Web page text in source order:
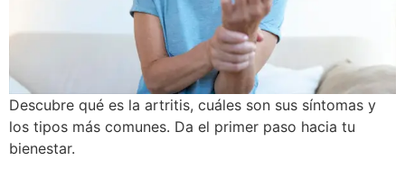
Descubre qué es la artritis, cuáles son sus síntomas y
los tipos más comunes. Da el primer paso hacia tu
bienestar.